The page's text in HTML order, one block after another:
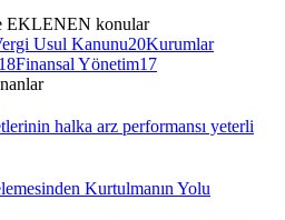
EKLENEN konular
Usul Kanunu20Kurumlar
18Finansal Yönetim17
halka arz performansı yeterli
Kurtulmanın Yolu